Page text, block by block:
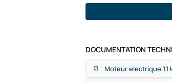
DOCUMENTATION
📄
Moteur electrique